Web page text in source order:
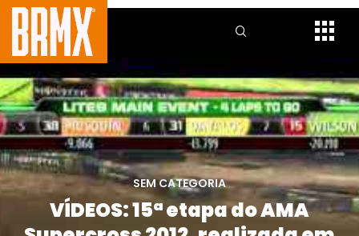
SEM CATEGORIA
VÍDEOS: 15ª etapa do AMA